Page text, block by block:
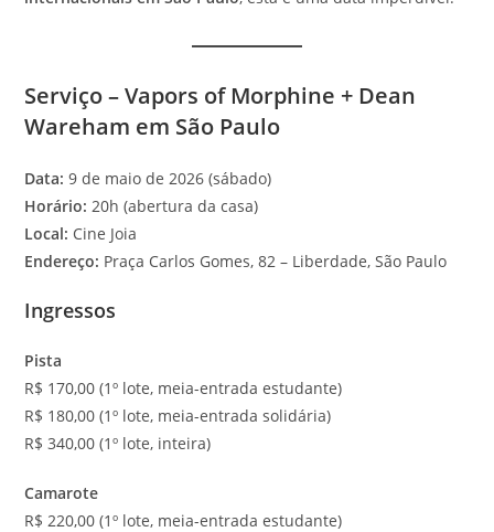
Serviço – Vapors of Morphine + Dean
Wareham em São Paulo
Data: 9 de maio de 2026 (sábado)
Horário: 20h (abertura da casa)
Local: Cine Joia
Endereço: Praça Carlos Gomes, 82 – Liberdade, São Paulo
Ingressos
Pista
R$ 170,00 (1º lote, meia-entrada estudante)
R$ 180,00 (1º lote, meia-entrada solidária)
R$ 340,00 (1º lote, inteira)
Camarote
R$ 220,00 (1º lote, meia-entrada estudante)